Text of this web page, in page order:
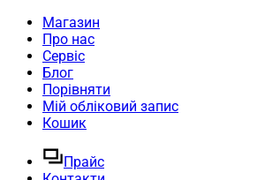
Магазин
Про нас
Сервіс
Блог
Порівняти
Мій обліковий запис
Кошик
Прайс